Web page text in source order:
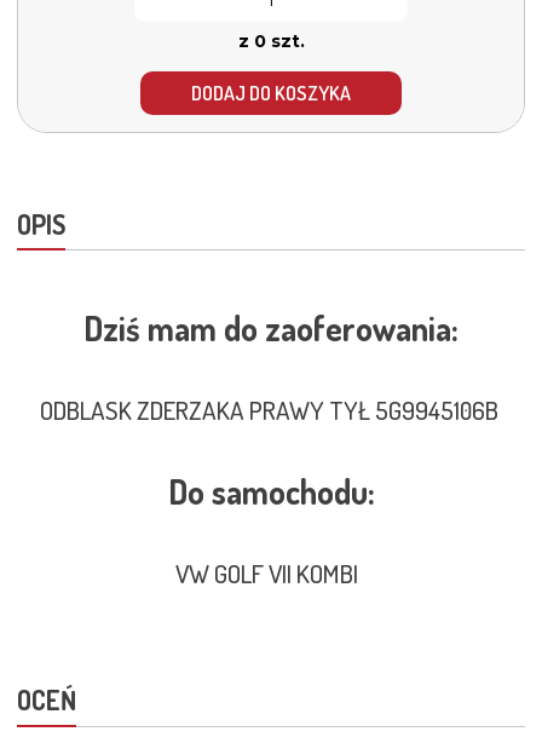
z 0 szt.
DODAJ DO KOSZYKA
OPIS
Dziś mam do zaoferowania:
ODBLASK ZDERZAKA PRAWY TYŁ 5G9945106B
Do samochodu:
VW GOLF VII KOMBI
OCEŃ